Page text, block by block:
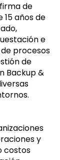
de
años de
e
procesos
de
Backup &
y
costos